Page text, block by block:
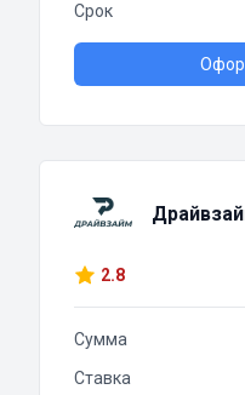
Срок
2.8
Сумма
Ставка